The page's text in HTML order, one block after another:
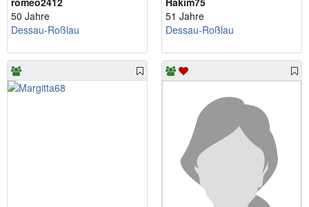
50 Jahre
Dessau-Roßlau
51 Jahre
Dessau-Roßlau